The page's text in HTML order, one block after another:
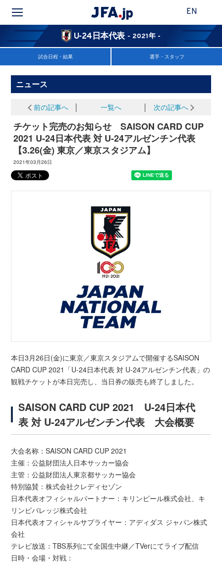
EN
U-24日本代表 - 2021年 -
試合日程・結果 選手・スタッフ
ニュース
前の記事へ 一覧へ 次の記事へ
チケット完売のお知らせ SAISON CARD CUP
2021 U-24日本代表 対 U-24アルゼンチン代表
【3.26(金) 東京／東京スタジアム】
2021年03月26日
本日3月26日(金)に東京／東京スタジアムで開催するSAISON
CARD CUP 2021「U-24日本代表 対 U-24アルゼンチン代表」の
観戦チケットが本日完売し、当日券の販売も終了しました。
SAISON CARD CUP 2021 U-24日本代
表 対 U-24アルゼンチン代表 大会概要
大会名称：SAISON CARD CUP 2021
主催：公益財団法人日本サッカー協会
主管：公益財団法人東京都サッカー協会
特別協賛：株式会社クレディセゾン
日本代表オフィシャルパートナー：キリンビール株式会社、キ
リンビバレッジ株式会社
日本代表オフィシャルサプライヤー：アディダス ジャパン株式
会社
テレビ放送：TBS系列にて全国生中継／TVerにてライブ配信
日時・会場・対戦：